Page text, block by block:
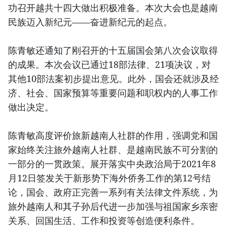
功召开越共十四大做出积极准备。本次大会也是越南
民族迈入新纪元——奋进新纪元的起点。
陈青敏还通知了刚召开的十五届国会第八次会议取得
的成果。本次会议已通过18部法律、21项决议，对
其他10部法案初步提出意见。此外，国会还就涉及经
济、社会、国家预算等重要问题和职权内的人事工作
做出决定。
陈青敏高度评价旅新越南人社群的作用，强调党和国
家始终关注旅外越南人社群、是越南民族不可分割的
一部分的一贯政策。展开落实中央政治局于2021年8
月12日签发关于新形势下海外侨务工作的第12号结
论，国会、政府正完善一系列有关法律文件系统，为
旅外越南人和其子孙后代进一步加强与祖国家乡亲密
关系、回国生活、工作和投资等创造便利条件。